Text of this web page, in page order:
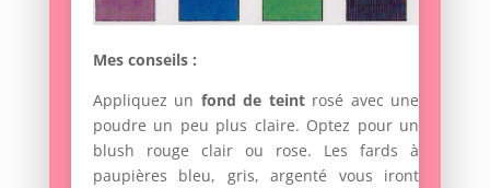
Mes conseils :
Appliquez un fond de teintrosé avec une
poudre un peu plus claire. Optez pour un
blush rouge clair ou rose. Les fards à
paupières bleu, gris, argenté vous iront